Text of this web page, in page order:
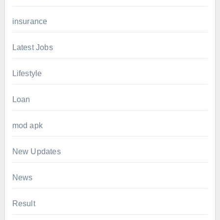
insurance
Latest Jobs
Lifestyle
Loan
mod apk
New Updates
News
Result